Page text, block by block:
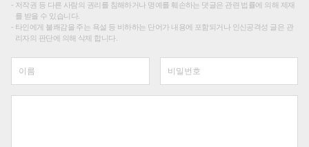
저작권 등 다른 사람의 권리를 침해하거나 명예를 훼손하는 댓글은 관련 법률에 의해 제재
를 받을 수 있습니다.
타인에게 불쾌감을 주는 욕설 등 비하하는 단어가 내용에 포함되거나 인신공격성 글은 관
리자의 판단에 의해 삭제 합니다.